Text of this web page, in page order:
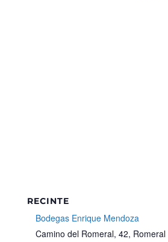
RECINTE
Bodegas Enrique Mendoza
Camino del Romeral, 42, Romeral